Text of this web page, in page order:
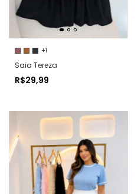
+1
Saia Tereza
R$29,99